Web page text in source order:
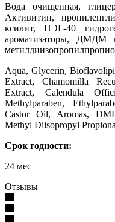
Вода очищенная,
Активитин,
ксилит, ПЭГ-40
ароматизаторы, ДМДМ
Aqua, Glycerin,
Extract, Chamomilla
Extract, Calendula
Methylparaben,
Castor Oil, Aromas,
Methyl Diisopropyl
Срок годности:
24 мес
Отзывы